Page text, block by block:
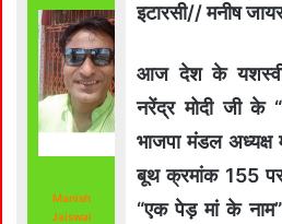
Manish
Jaiswal
इटारसी// मनीष
आज देश के यशस्वी
नरेंद्र मोदी जी के
भाजपा मंडल
बूथ क्रमांक 155
“एक पेड़ मां के